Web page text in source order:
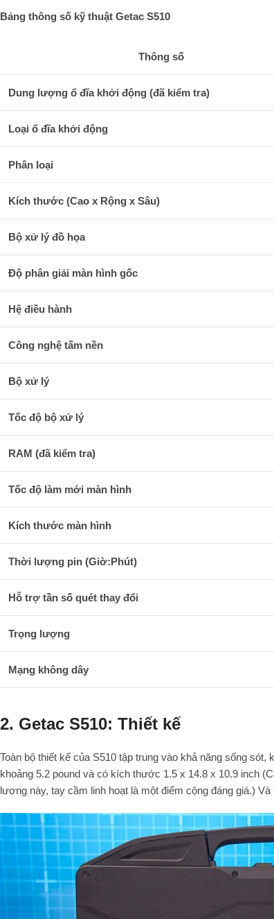
Bảng thông số kỹ thuật Getac S510
Thông số
Dung lượng ổ đĩa khởi động (đã kiểm tra)
Loại ổ đĩa khởi động
Phân loại
Kích thước (Cao x Rộng x Sâu)
Bộ xử lý đồ họa
Độ phân giải màn hình gốc
Hệ điều hành
Công nghệ tấm nền
Bộ xử lý
Tốc độ bộ xử lý
RAM (đã kiểm tra)
Tốc độ làm mới màn hình
Kích thước màn hình
Thời lượng pin (Giờ:Phút)
Hỗ trợ tần số quét thay đổi
Trọng lượng
Mạng không dây
2. Getac S510: Thiết kế
Toàn bộ thiết kế của S510 tập trung vào khả năng sống
khoảng 5.2 pound và có kích thước 1.5 x 14.8 x 10.9 inch
lượng này, tay cầm linh hoạt là một điểm cộng đáng giá.)